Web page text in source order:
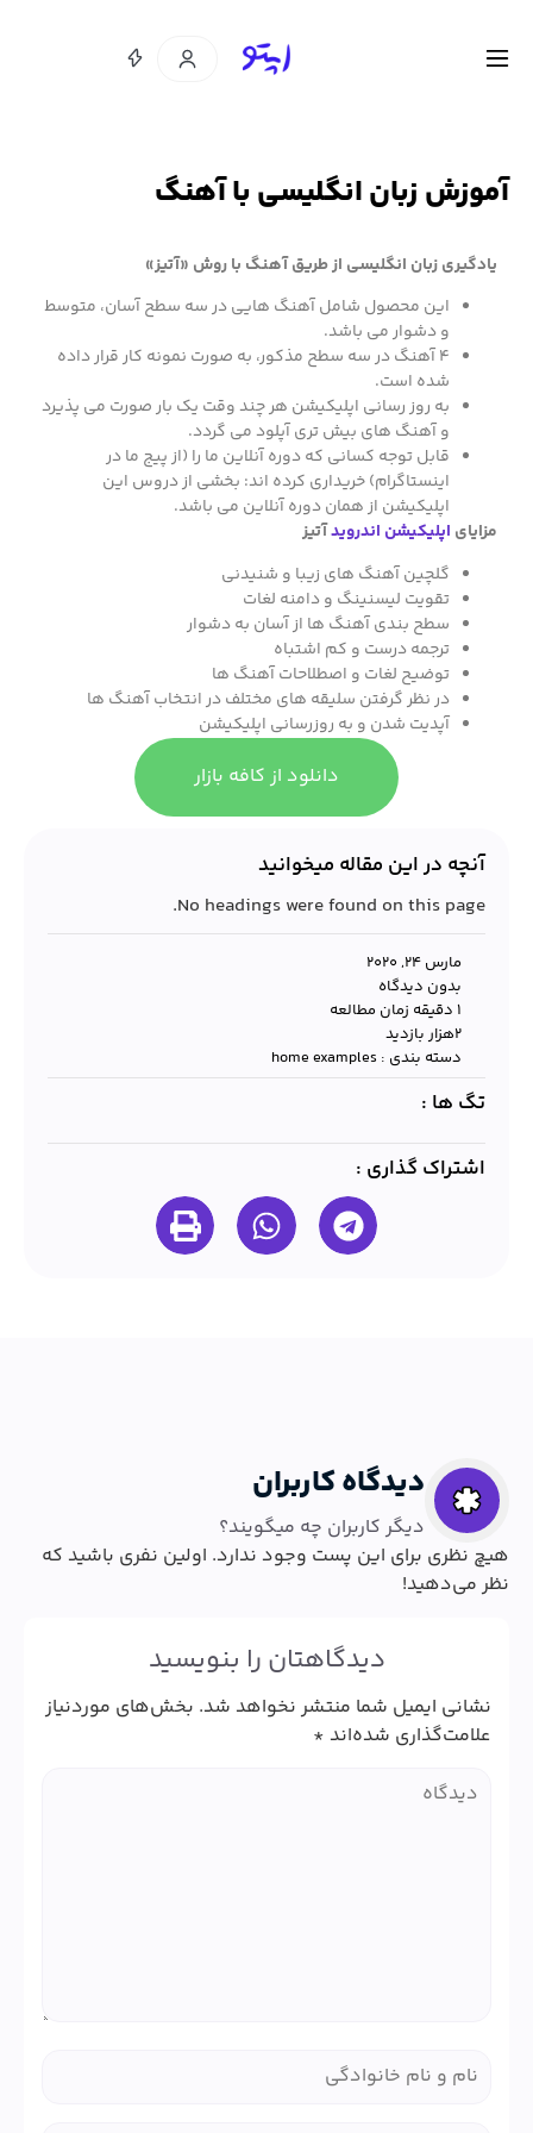
آموزش زبان انگلیسی با آهنگ
یادگیری زبان انگلیسی از طریق آهنگ با روش «آتیز»
این محصول شامل آهنگ هایی در سه سطح آسان، متوسط
و دشوار می باشد.
4 آهنگ در سه سطح مذکور، به صورت نمونه کار قرار داده
شده است.
به روز رسانی اپلیکیشن هر چند وقت یک بار صورت می پذیرد
و آهنگ های بیش تری آپلود می گردد.
قابل توجه کسانی که دوره آنلاین ما را (از پیج ما در
اینستاگرام) خریداری کرده اند: بخشی از دروس این
اپلیکیشن از همان دوره آنلاین می باشد.
مزایای اپلیکیشن اندرویدآتیز
گلچین آهنگ های زیبا و شنیدنی
تقویت لیسنینگ و دامنه لغات
سطح بندی آهنگ ها از آسان به دشوار
ترجمه درست و کم اشتباه
توضیح لغات و اصطلاحات آهنگ ها
در نظر گرفتن سلیقه های مختلف در انتخاب آهنگ ها
آپدیت شدن و به روزرسانی اپلیکیشن
دانلود از کافه بازار
آنچه در این مقاله میخوانید
No headings were found on this page.
مارس 24, 2020
بدون دیدگاه
1 دقیقه زمان مطالعه
۲هزار بازدید
دسته بندی : home examples
تگ ها :
اشتراک گذاری :
دیدگاه کاربران
دیگر کاربران چه میگویند؟
هیچ نظری برای این پست وجود ندارد. اولین نفری باشید که
نظر می‌دهید!
دیدگاهتان را بنویسید
نشانی ایمیل شما منتشر نخواهد شد. بخش‌های موردنیاز
علامت‌گذاری شده‌اند *